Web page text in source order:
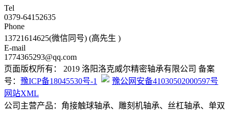
Tel
0379-64152635
Phone
13721614625(微信同号) (高先生 )
E-mail
1774365293@qq.com
页面版权所有： 2019 洛阳洛克威尔精密轴承有限公司 备案
号： 豫ICP备18045530号-1
豫公网安备41030502000597号
网站XML
公司主营产品：角接触球轴承、雕刻机轴承、丝杠轴承、单双